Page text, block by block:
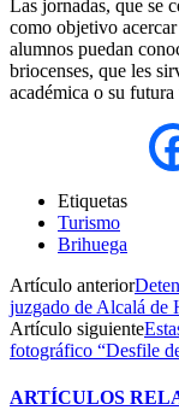
Las jornadas, que se
como objetivo
alumnos puedan
briocenses, que les
académica o su
Etiquetas
Turismo
Brihuega
Artículo anterior
juzgado de Alcalá de
Artículo siguiente
fotográfico “Desfile
ARTÍCULOS